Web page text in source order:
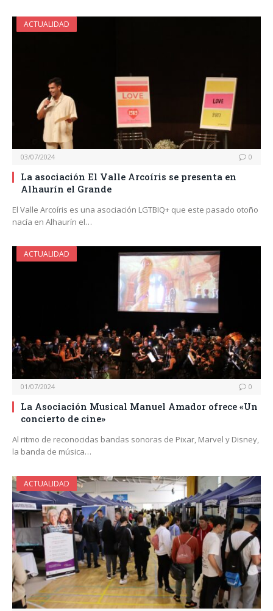
ACTUALIDAD
03/07/2024 0
La asociación El Valle Arcoíris se presenta en
Alhaurín el Grande
El Valle Arcoíris es una asociación LGTBIQ+ que este pasado otoño
nacía en Alhaurín el…
ACTUALIDAD
01/07/2024 0
La Asociación Musical Manuel Amador ofrece «Un
concierto de cine»
Al ritmo de reconocidas bandas sonoras de Pixar, Marvel y Disney,
la banda de música…
ACTUALIDAD